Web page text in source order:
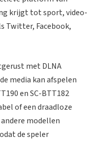
krijgt tot sport, video-
Twitter, Facebook,
met DLNA
media kan afspelen
en SC-BTT182
of een draadloze
modellen
de speler